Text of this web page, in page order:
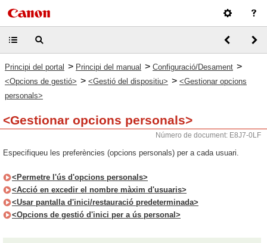
Principi del portal > Principi del manual > Configuració/Desament >
<Opcions de gestió> > <Gestió del dispositiu> > <Gestionar opcions
personals>
<Gestionar opcions personals>
Número de document: E8J7-0LF
Especifiqueu les preferències (opcions personals) per a cada usuari.
<Permetre l'ús d'opcions personals>
<Acció en excedir el nombre màxim d'usuaris>
<Usar pantalla d'inici/restauració predeterminada>
<Opcions de gestió d'inici per a ús personal>